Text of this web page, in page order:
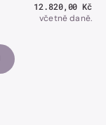
Běžná
cena
12.820,00 Kč
včetně daně.